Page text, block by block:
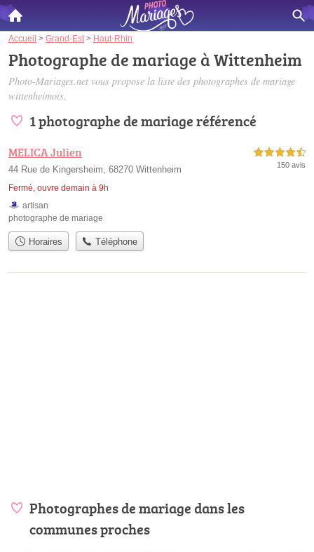
Accueil > Grand-Est > Haut-Rhin
Photographe de mariage à Wittenheim
Photo-Mariages.net vous propose la liste des photographes de mariage
wittenheimois.
1 photographe de mariage référencé
MELICA Julien
44 Rue de Kingersheim, 68270 Wittenheim
Fermé, ouvre demain à 9h
4,5 étoiles sur 5
150 avis
artisan
photographe de mariage
Horaires Téléphone
Photographes de mariage dans les
communes proches